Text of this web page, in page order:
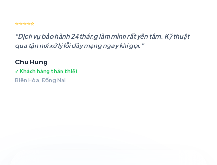
⭐⭐⭐⭐⭐
"Dịch vụ bảo hành 24 tháng làm mình rất yên tâm. Kỹ thuật
qua tận nơi xử lý lỗi dây mạng ngay khi gọi."
Chú Hùng
✓ Khách hàng thân thiết
Biên Hòa, Đồng Nai